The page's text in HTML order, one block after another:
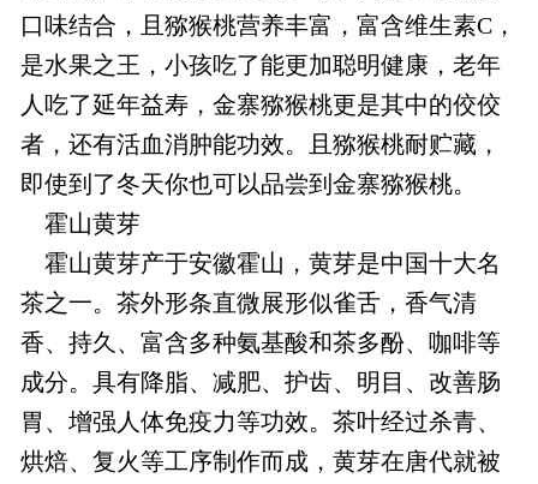
口味结合，且猕猴桃营养丰富，富含维生素C，
是水果之王，小孩吃了能更加聪明健康，老年
人吃了延年益寿，金寨猕猴桃更是其中的佼佼
者，还有活血消肿能功效。且猕猴桃耐贮藏，
即使到了冬天你也可以品尝到金寨猕猴桃。
霍山黄芽
霍山黄芽产于安徽霍山，黄芽是中国十大名
茶之一。茶外形条直微展形似雀舌，香气清
香、持久、富含多种氨基酸和茶多酚、咖啡等
成分。具有降脂、减肥、护齿、明目、改善肠
胃、增强人体免疫力等功效。茶叶经过杀青、
烘焙、复火等工序制作而成，黄芽在唐代就被